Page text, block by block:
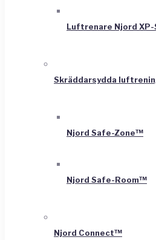
Luftrenare Njord XP-
Skräddarsydda
Njord Safe-Zone™
Njord Safe-Room™
Njord Connect™